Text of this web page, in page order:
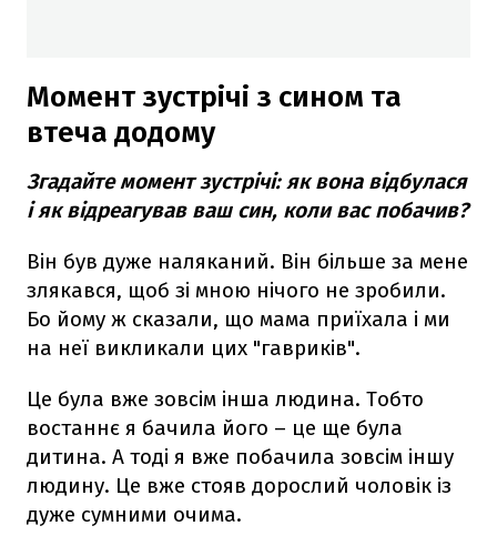
Момент зустрічі з сином та
втеча додому
Згадайте момент зустрічі: як вона відбулася
і як відреагував ваш син, коли вас побачив?
Він був дуже наляканий. Він більше за мене
злякався, щоб зі мною нічого не зробили.
Бо йому ж сказали, що мама приїхала і ми
на неї викликали цих "гавриків".
Це була вже зовсім інша людина. Тобто
востаннє я бачила його – це ще була
дитина. А тоді я вже побачила зовсім іншу
людину. Це вже стояв дорослий чоловік із
дуже сумними очима.